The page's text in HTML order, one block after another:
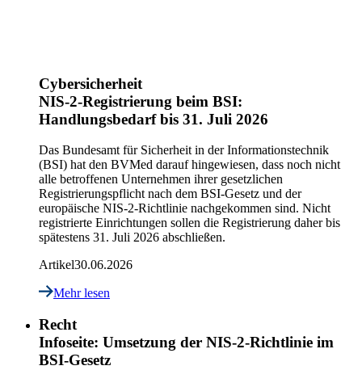
Cybersicherheit
NIS-2-Registrierung beim BSI:
Handlungsbedarf bis 31. Juli 2026
Das Bundesamt für Sicherheit in der Informationstechnik
(BSI) hat den BVMed darauf hingewiesen, dass noch nicht
alle betroffenen Unternehmen ihrer gesetzlichen
Registrierungspflicht nach dem BSI-Gesetz und der
europäische NIS-2-Richtlinie nachgekommen sind. Nicht
registrierte Einrichtungen sollen die Registrierung daher bis
spätestens 31. Juli 2026 abschließen.
Artikel30.06.2026
Mehr lesen
Recht
Infoseite: Umsetzung der NIS-2-Richtlinie im
BSI-Gesetz